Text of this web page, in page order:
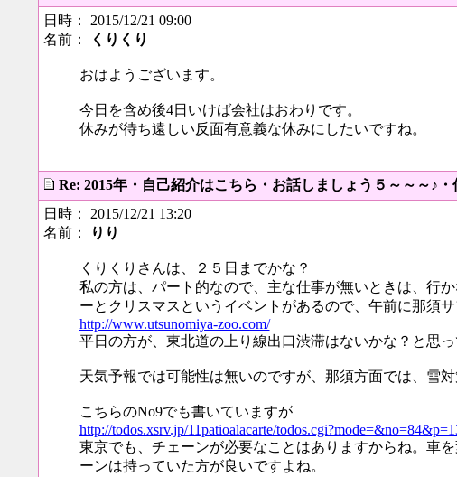
日時： 2015/12/21 09:00
名前：
くりくり
おはようございます。
今日を含め後4日いけば会社はおわりです。
休みが待ち遠しい反面有意義な休みにしたいですね。
Re: 2015年・自己紹介はこちら・お話しましょう５～～～♪・
日時： 2015/12/21 13:20
名前：
りり
くりくりさんは、２５日までかな？
私の方は、パート的なので、主な仕事が無いときは、行
ーとクリスマスというイベントがあるので、午前に那須
http://www.utsunomiya-zoo.com/
平日の方が、東北道の上り線出口渋滞はないかな？と思っ
天気予報では可能性は無いのですが、那須方面では、雪
こちらのNo9でも書いていますが
http://todos.xsrv.jp/11patioalacarte/
東京でも、チェーンが必要なことはありますからね。車
ーンは持っていた方が良いですよね。